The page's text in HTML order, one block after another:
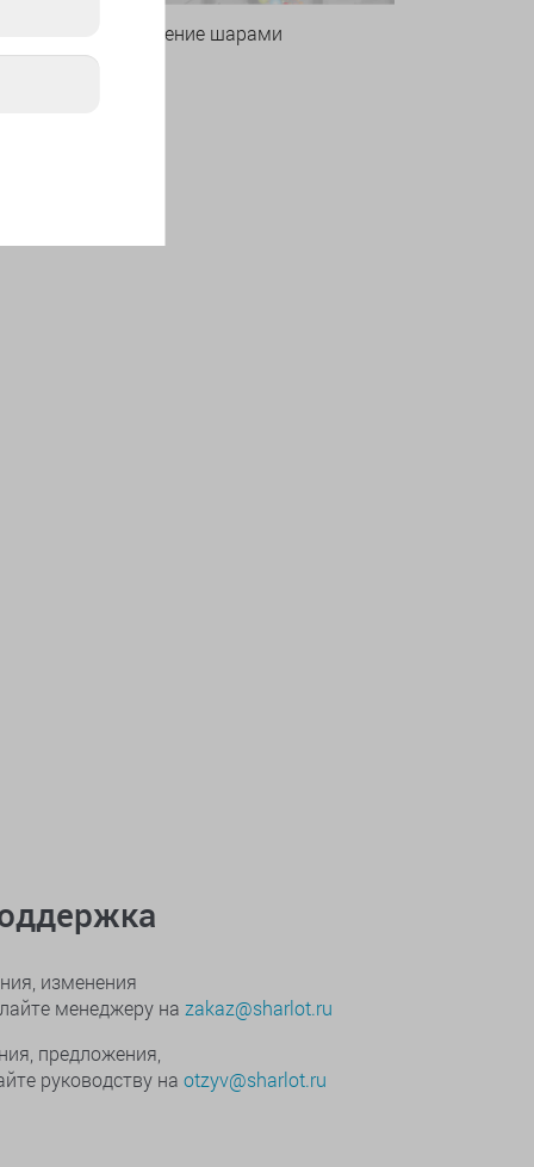
Оформление шарами
изменения
менеджеру на zakaz@sharlot.ru
предложения,
руководству на otzyv@sharlot.ru